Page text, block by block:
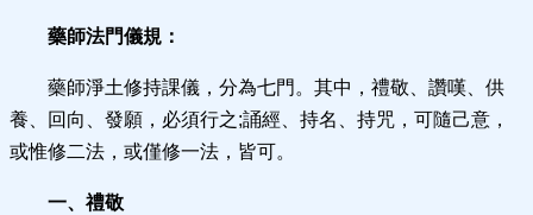
藥師法門儀規：
藥師淨土修持課儀，分為七門。其中，禮敬、讚嘆、供
養、回向、發願，必須行之;誦經、持名、持咒，可隨己意，
或惟修二法，或僅修一法，皆可。
一、禮敬